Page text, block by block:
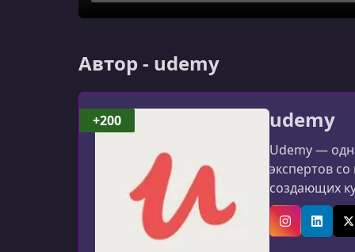
Автор - udemy
udemy
Udemy —
экспертов
создающих
авторов:
InstagramLinkedIn
+200